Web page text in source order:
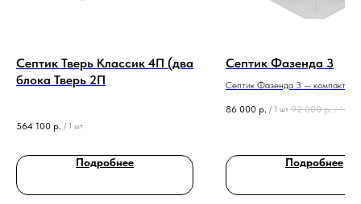
Септик Тверь Классик 4П (два
блока Тверь 2П
564 100 р. / 1 шт
Подробнее
Септик Фазенда 3
Септик Фазенда 3 — компактная
аэрацией.
86 000 р. / 1 шт 92 000 р. / 1 шт
Подробнее